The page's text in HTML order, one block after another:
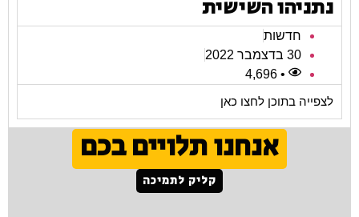
נתניהו השישית
חדשות
30 בדצמבר 2022
• 4,696
לצפייה בתוכן לחצו כאן
אנחנו תלויים בכם
קליק לתמיכה